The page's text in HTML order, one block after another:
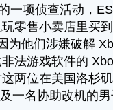
一项侦查活动，
零售小卖店里买
为他们涉嫌破解
法游戏软件的
两位在美国洛杉
一名协助改机的